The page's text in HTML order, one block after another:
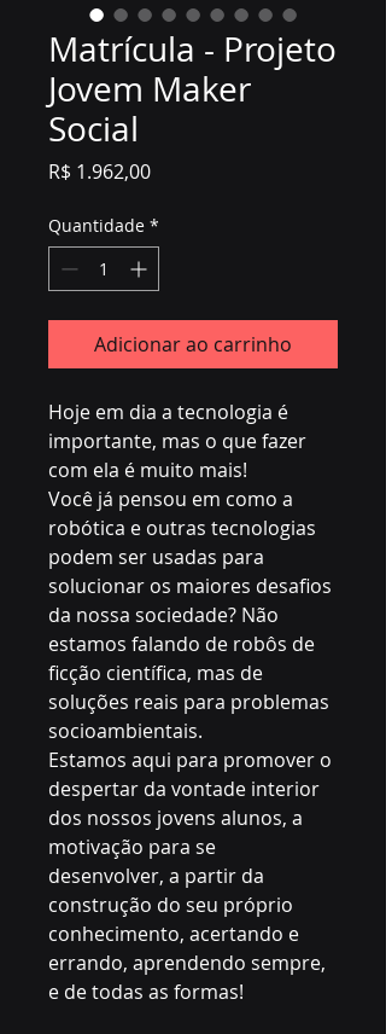
Matrícula - Projeto
Jovem Maker
Social
R$ 1.962,00Preço
Quantidade *
Adicionar ao carrinho
Hoje em dia a tecnologia é
importante, mas o que fazer
com ela é muito mais!
Você já pensou em como a
robótica e outras tecnologias
podem ser usadas para
solucionar os maiores desafios
da nossa sociedade? Não
estamos falando de robôs de
ficção científica, mas de
soluções reais para problemas
socioambientais.
Estamos aqui para promover o
despertar da vontade interior
dos nossos jovens alunos, a
motivação para se
desenvolver, a partir da
construção do seu próprio
conhecimento, acertando e
errando, aprendendo sempre,
e de todas as formas!